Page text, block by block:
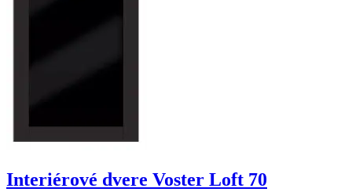
Interiérové dvere Voster Loft 70